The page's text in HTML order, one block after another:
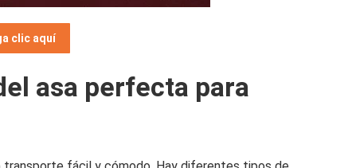
clic aquí
asa perfecta para